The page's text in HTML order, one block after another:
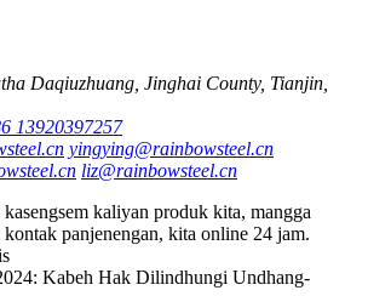
Daqiuzhuang, Jinghai County, Tianjin,
13920397257
yingying@rainbowsteel.cn
liz@rainbowsteel.cn
kaliyan produk kita, mangga
panjenengan, kita online 24 jam.
Kabeh Hak Dilindhungi Undhang-